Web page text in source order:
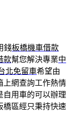
錢板橋機車借款
款幫您解決專業中
北免留車希望由
上網查詢工作熱情
自用車的可以辦理
橋區經只秉持快速